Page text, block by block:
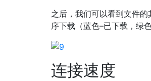
之后，我们可以看到文件
序下载（蓝色–已下载，绿
连接速度